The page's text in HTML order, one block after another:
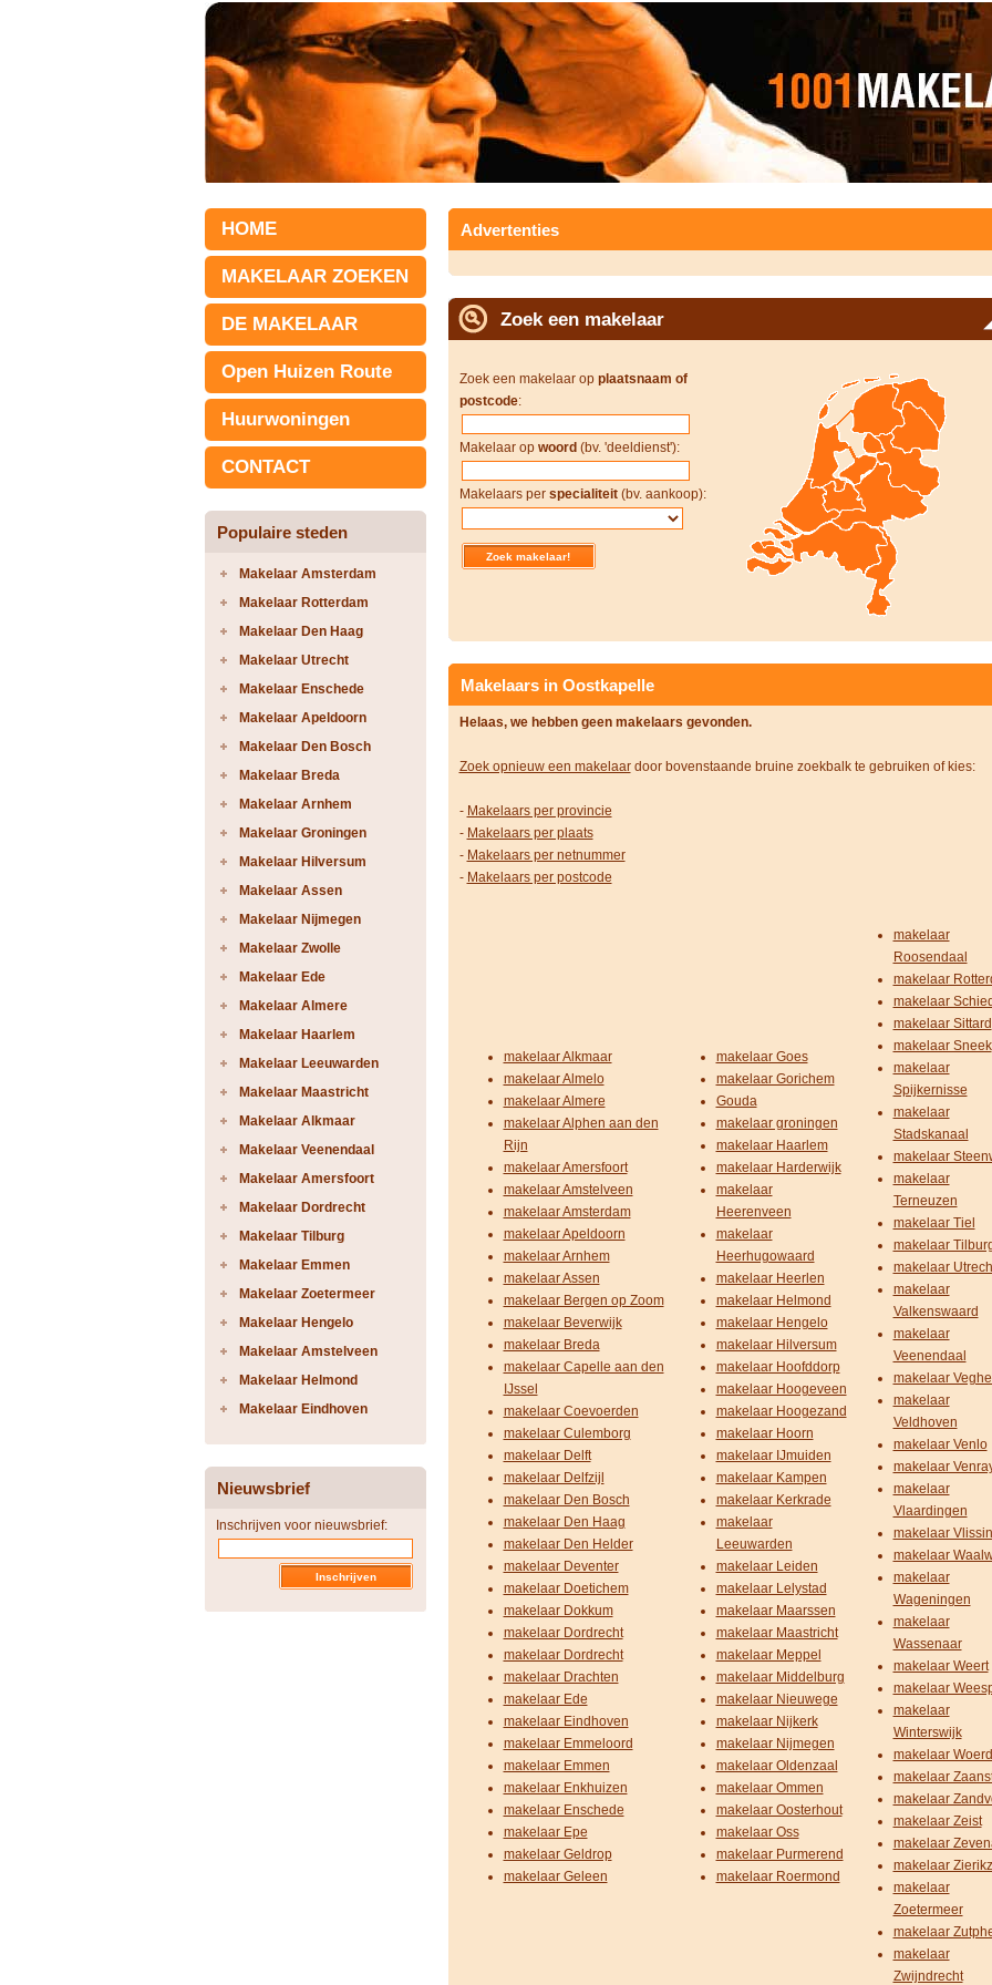
HOME
MAKELAAR ZOEKEN
DE MAKELAAR
Open Huizen Route
Huurwoningen
CONTACT
Populaire steden
Makelaar Amsterdam
Makelaar Rotterdam
Makelaar Den Haag
Makelaar Utrecht
Makelaar Enschede
Makelaar Apeldoorn
Makelaar Den Bosch
Makelaar Breda
Makelaar Arnhem
Makelaar Groningen
Makelaar Hilversum
Makelaar Assen
Makelaar Nijmegen
Makelaar Zwolle
Makelaar Ede
Makelaar Almere
Makelaar Haarlem
Makelaar Leeuwarden
Makelaar Maastricht
Makelaar Alkmaar
Makelaar Veenendaal
Makelaar Amersfoort
Makelaar Dordrecht
Makelaar Tilburg
Makelaar Emmen
Makelaar Zoetermeer
Makelaar Hengelo
Makelaar Amstelveen
Makelaar Helmond
Makelaar Eindhoven
Nieuwsbrief
Inschrijven voor nieuwsbrief:
Advertenties
Zoek een makelaar
Zoek een makelaar op plaatsnaam of
postcode:
Makelaar op woord (bv. 'deeldienst'):
Makelaars per specialiteit(bv. aankoop):
Makelaars in Oostkapelle
Helaas, we hebben geen makelaars gevonden.
Zoek opnieuw een makelaardoor bovenstaande bruine zoekbalk te gebruiken of kies:
- Makelaars per provincie
- Makelaars per plaats
- Makelaars per netnummer
- Makelaars per postcode
makelaar Alkmaar
makelaar Almelo
makelaar Almere
makelaar Alphen aan den
Rijn
makelaar Amersfoort
makelaar Amstelveen
makelaar Amsterdam
makelaar Apeldoorn
makelaar Arnhem
makelaar Assen
makelaar Bergen op Zoom
makelaar Beverwijk
makelaar Breda
makelaar Capelle aan den
IJssel
makelaar Coevoerden
makelaar Culemborg
makelaar Delft
makelaar Delfzijl
makelaar Den Bosch
makelaar Den Haag
makelaar Den Helder
makelaar Deventer
makelaar Doetichem
makelaar Dokkum
makelaar Dordrecht
makelaar Dordrecht
makelaar Drachten
makelaar Ede
makelaar Eindhoven
makelaar Emmeloord
makelaar Emmen
makelaar Enkhuizen
makelaar Enschede
makelaar Epe
makelaar Geldrop
makelaar Geleen
makelaar Goes
makelaar Gorichem
Gouda
makelaar groningen
makelaar Haarlem
makelaar Harderwijk
makelaar
Heerenveen
makelaar
Heerhugowaard
makelaar Heerlen
makelaar Helmond
makelaar Hengelo
makelaar Hilversum
makelaar Hoofddorp
makelaar Hoogeveen
makelaar Hoogezand
makelaar Hoorn
makelaar IJmuiden
makelaar Kampen
makelaar Kerkrade
makelaar
Leeuwarden
makelaar Leiden
makelaar Lelystad
makelaar Maarssen
makelaar Maastricht
makelaar Meppel
makelaar Middelburg
makelaar Nieuwege
makelaar Nijkerk
makelaar Nijmegen
makelaar Oldenzaal
makelaar Ommen
makelaar Oosterhout
makelaar Oss
makelaar Purmerend
makelaar Roermond
makelaar
Roosendaal
makelaar
makelaar
makelaar Sittard
makelaar Sneek
makelaar
Spijkernisse
makelaar
Stadskanaal
makelaar
makelaar
Terneuzen
makelaar Tiel
makelaar
makelaar
makelaar
Valkenswaard
makelaar
Veenendaal
makelaar Veghel
makelaar
Veldhoven
makelaar Venlo
makelaar
makelaar
Vlaardingen
makelaar
makelaar
makelaar
Wageningen
makelaar
Wassenaar
makelaar Weert
makelaar
makelaar
Winterswijk
makelaar
makelaar
makelaar
makelaar Zeist
makelaar
makelaar
makelaar
Zoetermeer
makelaar
makelaar
Zwijndrecht